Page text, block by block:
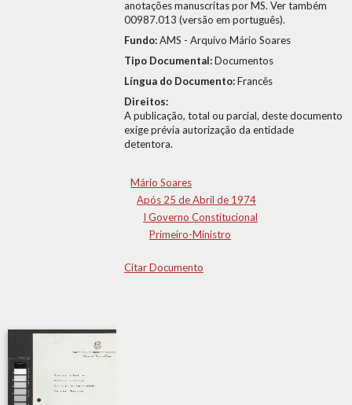
anotações manuscritas por MS. Ver também
00987.013 (versão em português).
Fundo:AMS - Arquivo Mário Soares
Tipo Documental:Documentos
Língua do Documento:Francês
Direitos:
A publicação, total ou parcial, deste documento
exige prévia autorização da entidade
detentora.
Mário Soares
Após 25 de Abril de 1974
I Governo Constitucional
Primeiro-Ministro
Citar Documento